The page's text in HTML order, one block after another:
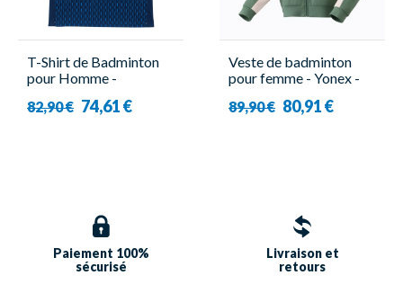
T-Shirt de Badminton
pour Homme -
82,90 € 74,61 €
Veste de badminton
pour femme - Yonex -
89,90 € 80,91 €
Paiement 100%
sécurisé
Livraison et
retours